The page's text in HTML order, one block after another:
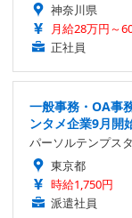
神奈川県
月給28万円～
正社員
一般事務・OA事
ンタメ企業9月開
パーソルテンプス
東京都
時給1,750円
派遣社員